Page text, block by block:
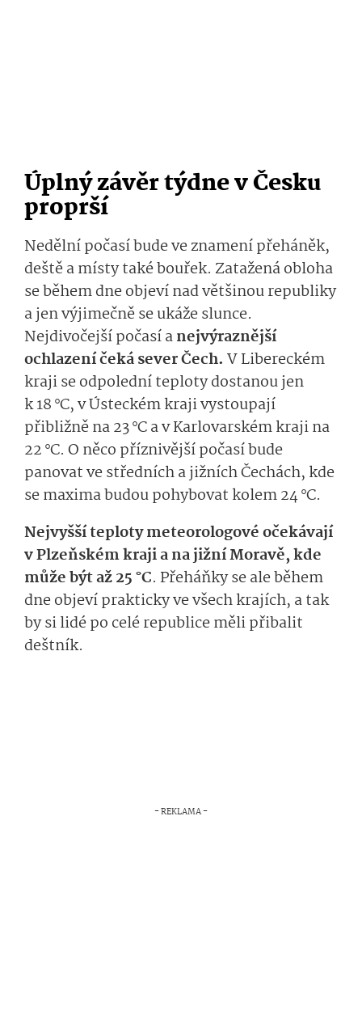
Úplný závěr týdne v Česku
proprší
Nedělní počasí bude ve znamení přeháněk,
deště a místy také bouřek. Zatažená obloha
se během dne objeví nad většinou republiky
a jen výjimečně se ukáže slunce.
Nejdivočejší počasí anejvýraznější
ochlazení čeká sever Čech. V Libereckém
kraji se odpolední teploty dostanou jen
k 18 °C, v Ústeckém kraji vystoupají
přibližně na 23 °C a v Karlovarském kraji na
22 °C. O něco příznivější počasí bude
panovat ve středních a jižních Čechách, kde
se maxima budou pohybovat kolem 24 °C.
Nejvyšší teploty meteorologové očekávají
v Plzeňském kraji a na jižní Moravě, kde
může být až 25 °C. Přeháňky se ale během
dne objeví prakticky ve všech krajích, a tak
by si lidé po celé republice měli přibalit
deštník.